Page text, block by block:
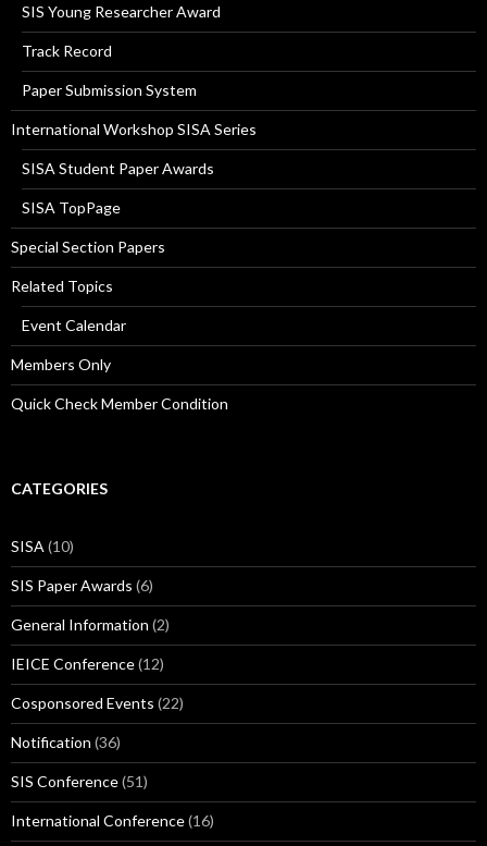
SIS Young Researcher Award
Track Record
Paper Submission System
International Workshop SISA Series
SISA Student Paper Awards
SISA TopPage
Special Section Papers
Related Topics
Event Calendar
Members Only
Quick Check Member Condition
CATEGORIES
SISA (10)
SIS Paper Awards (6)
General Information (2)
IEICE Conference(12)
Cosponsored Events (22)
Notification (36)
SIS Conference(51)
International Conference(16)